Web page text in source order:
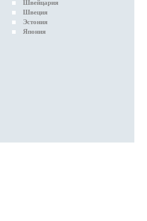
Швейцария
Швеция
Эстония
Япония